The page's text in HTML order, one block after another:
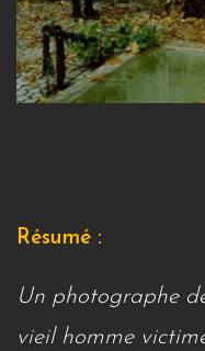
Résumé :
Un photographe
vieil homme